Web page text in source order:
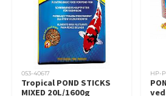
053-40617
Tropical POND STICKS
MIXED 20L/1600g
HP-